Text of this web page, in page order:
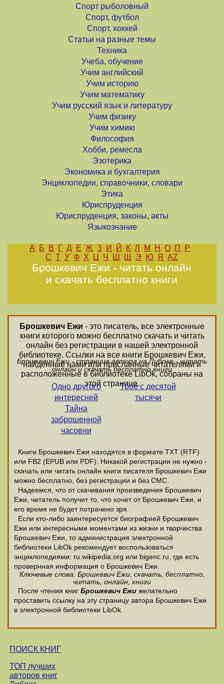
Спорт рыболовный
Спорт, футбол
Спорт, хоккей
Статьи на разные темы
Техника
Учеба, обучение
Учим английский
Учим историю
Учим математику
Учим русский язык и литературу
Учим физику
Учим химию
Философия
Хобби, ремесла
Эзотерика
Экономика и бухгалтерия
Энциклопедии, справочники, словари
Этика
Юриспруденция
Юриспруденция, законы, акты
Языкознание
А Б В Г Д Е Ж З И Й К Л М Н О П
Р
С Т У Ф Х Ц Ч Ш Щ Э Ю Я AZ
Брошкевич Ежи - читать онлайн
и скачать бесплатно книги
Брошкевич Ежи - это писатель, все электронные
книги которого можно бесплатно скачать и читать
онлайн без регистрации в нашей электронной
библиотеке. Ссылки на все книги Брошкевич Ежи,
найденные нами или присланные читателями и
расположенные в библиотеке LibOk, собраны на
этой странице.
Брошкевич Ежи - страница автора на Либоке - читать
онлайн и скачать бесплатно книги
Одно другого
интересней
Тайна
заброшенной
часовни
Трое с десятой
тысячи
Книги Брошкевич Ежи находятся в формате ТХТ (RTF)
или FB2 (EPUB или PDF). Никакой регистрации не нужно -
скачать или читать онлайн книги писателя Брошкевич Ежи
можно бесплатно, без регистрации и без СМС.
Надеемся, что от скачивания произведения Брошкевич
Ежи, читатель получит то, что хочет от Брошкевич Ежи, и
его время не будет потрачено зря.
Если кто-либо заинтересуется биографией Брошкевич
Ежи или интересными моментами из жизни и творчества
Брошкевич Ежи, то администрация электронной
библиотеки LibOk рекомендует воспользоваться
энциклопедиями: ru.wikipedia.org или bigenc.ru, где есть
провернная информация о Брошкевич Ежи.
Ключевые слова: Брошкевич Ежи, скачать, бесплатно,
читать, онлайн, книги
После чтения книг Брошкевич Ежи желательно
проставить ссылку на эту страницу автора Брошкевич Ежи
в электронной библиотеки LibOk
ПОИСК КНИГ
ТОП лучших
авторов книг